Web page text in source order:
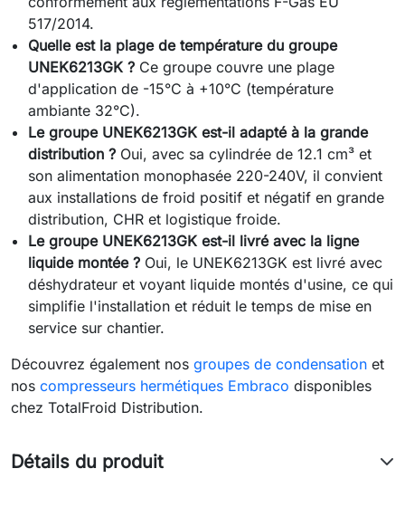
517/2014.
Quelle est la plage de température du groupe
UNEK6213GK ? Ce groupe couvre une plage
d'application de -15°C à +10°C (température
ambiante 32°C).
Le groupe UNEK6213GK est-il adapté à la grande
distribution ? Oui, avec sa cylindrée de 12.1 cm³ et
son alimentation monophasée 220-240V, il convient
aux installations de froid positif et négatif en grande
distribution, CHR et logistique froide.
Le groupe UNEK6213GK est-il livré avec la ligne
liquide montée ? Oui, le UNEK6213GK est livré avec
déshydrateur et voyant liquide montés d'usine, ce qui
simplifie l'installation et réduit le temps de mise en
service sur chantier.
Découvrez également nos groupes de condensation et
nos compresseurs hermétiques Embraco disponibles
chez TotalFroid Distribution.
Détails du produit